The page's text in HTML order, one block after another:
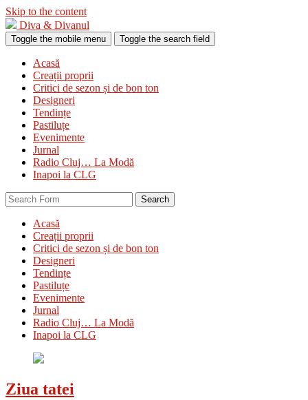
Skip to the content
Diva & Divanul
Toggle the mobile menu Toggle the search field
Acasă
Creații proprii
Critici de sezon și de bon ton
Designeri
Tendințe
Pastiluțe
Evenimente
Jurnal
Radio Cluj… La Modă
Inapoi la CLG
Search
Acasă
Creații proprii
Critici de sezon și de bon ton
Designeri
Tendințe
Pastiluțe
Evenimente
Jurnal
Radio Cluj… La Modă
Inapoi la CLG
Ziua tatei